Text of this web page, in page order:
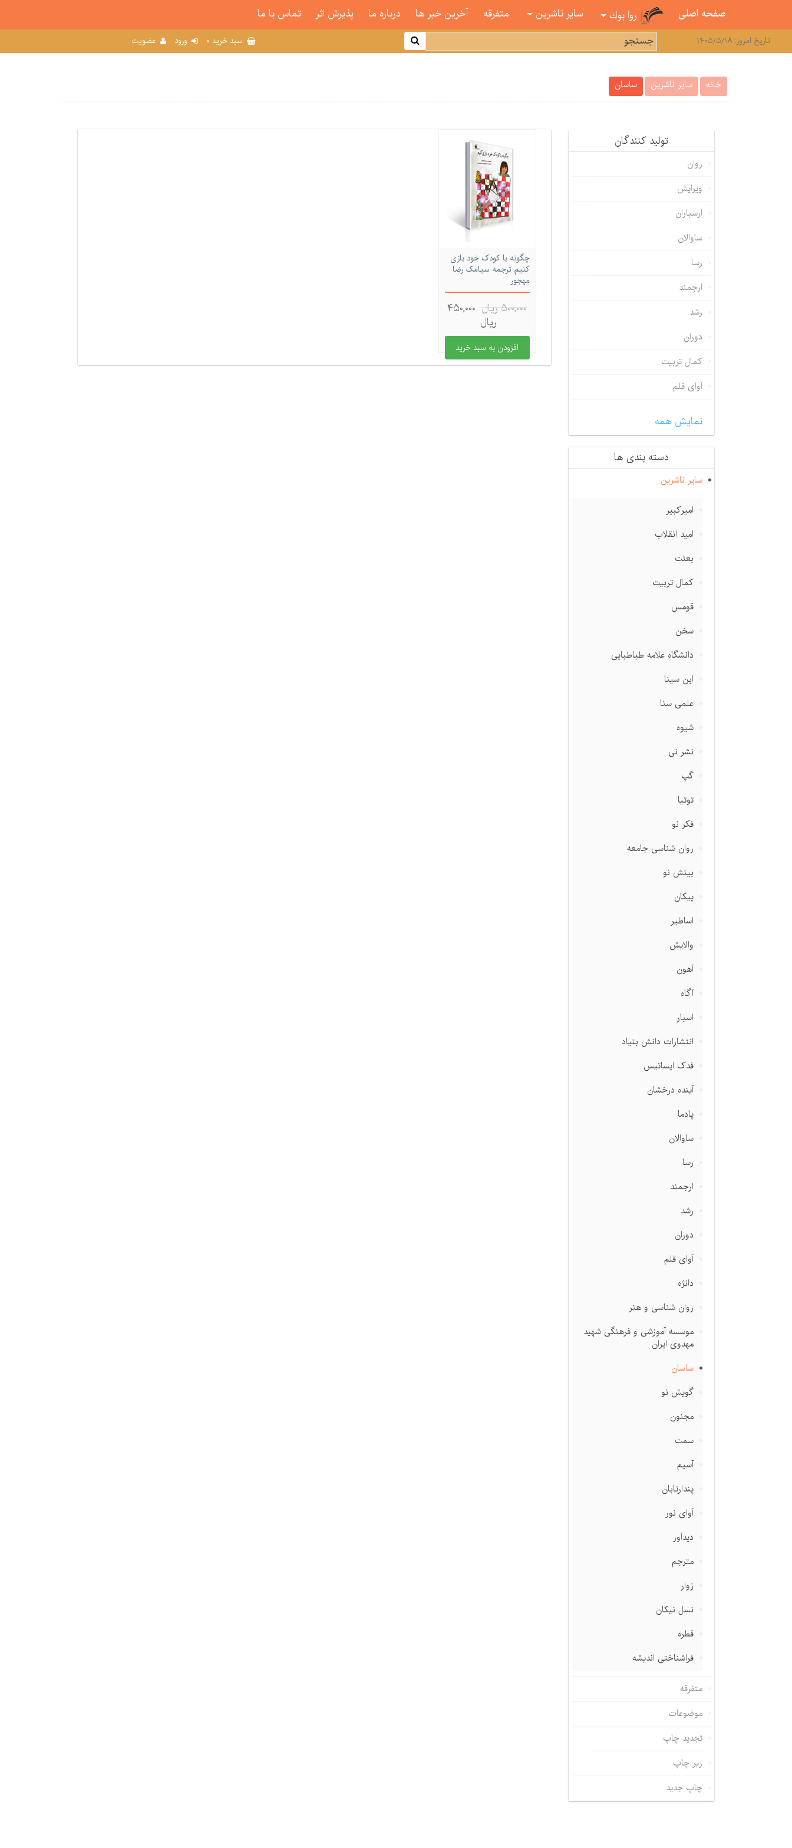
صفحه اصلی روا بوك سایر ناشرین متفرقه آخرین خبر ها درباره ما پذیرش اثر تماس با ما
تاریخ امروز: 1405/5/18 سبد خرید 0 ورود عضویت
خانه سایر ناشرین ساسان
تولید كنندگان
روان
ویرایش
ارسباران
ساوالان
رسا
ارجمند
رشد
دوران
کمال تربیت
آوای قلم
نمایش همه
دسته بندی ها
سایر ناشرین
امیرکبیر
امید انقلاب
بعثت
کمال تربیت
قومس
سخن
دانشگاه علامه طباطبایی
ابن سینا
علمی سنا
شیوه
نشر نی
گپ
توتیا
فکر نو
روان شناسی جامعه
بینش نو
پیکان
اساطیر
والایش
آهون
آگاه
اسبار
انتشارات دانش بنیاد
فدک ایساتیس
آینده درخشان
پادما
ساوالان
رسا
ارجمند
رشد
دوران
آوای قلم
دانژه
روان شناسی و هنر
موسسه آموزشی و فرهنگی شهید
مهدوی ایران
ساسان
گویش نو
مجنون
سمت
آسیم
پندارتابان
آوای نور
دیدآور
مترجم
زوار
نسل نیکان
قطره
فراشناختی اندیشه
متفرقه
موضوعات
تجدید چاپ
زیر چاپ
چاپ جدید
چگونه با کودک خود بازی
کنیم ترجمه سیامک رضا
مهجور
500,000 ريال
450,000
ريال